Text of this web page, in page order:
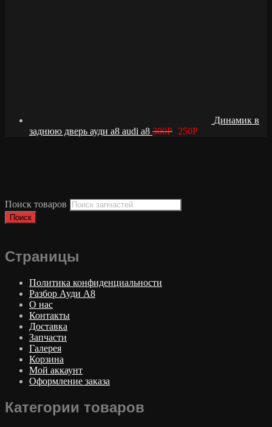
Динамик в
заднюю дверь ауди а8 audi a8 300Р 250Р
Поиск товаров
Поиск
Страницы
Политика конфиденциальности
Разбор Ауди А8
О нас
Контакты
Доставка
Запчасти
Галерея
Корзина
Мой аккаунт
Оформление заказа
Категории товаров